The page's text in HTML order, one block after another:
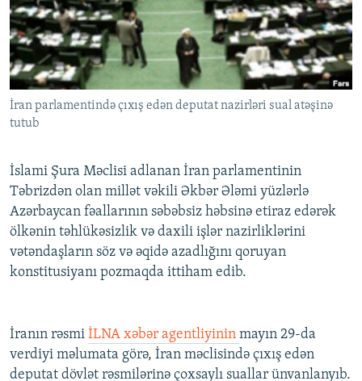
İNFOQRAFIKA
KARIKATURA
AZƏRBAYCAN ƏDƏBIYYATI KITABXANASI
İSLAM VƏ DEMOKRATIYA
İZ - MƏDƏNIYYƏT PROQRAMI
MISSIYAMIZ
PEŞƏ ETIKASI VƏ JURNALISTIKA STANDARTLARIMIZ
MATERIALLARIMIZDAN ISTIFADƏ
AZADLIQRADIOSU MOBIL TELEFONUNUZDA
XƏBƏR BÜLLETENLƏRIMIZ
BIZI IZLƏ
RFE/RL-in bütün saytları
İran parlamentində çıxış edən deputat nazirləri sual atəşinə
tutub
İslami Şura Məclisi adlanan İran parlamentinin
Təbrizdən olan millət vəkili Əkbər Ələmi yüzlərlə
Azərbaycan fəallarının səbəbsiz həbsinə etiraz edərək
ölkənin təhlükəsizlik və daxili işlər nazirliklərini
vətəndaşların söz və əqidə azadlığını qoruyan
konstitusiyanı pozmaqda ittiham edib.
İranın rəsmi İLNA xəbər agentliyinin mayın 29-da
verdiyi məlumata görə, İran məclisində çıxış edən
deputat dövlət rəsmilərinə çoxsaylı suallar ünvanlanyıb.